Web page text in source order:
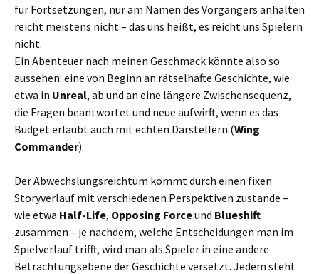
für Fortsetzungen, nur am Namen des Vorgängers anhalten
reicht meistens nicht – das uns heißt, es reicht uns Spielern
nicht.
Ein Abenteuer nach meinen Geschmack könnte also so
aussehen: eine von Beginn an rätselhafte Geschichte, wie
etwa in Unreal, ab und an eine längere Zwischensequenz,
die Fragen beantwortet und neue aufwirft, wenn es das
Budget erlaubt auch mit echten Darstellern (Wing
Commander).
Der Abwechslungsreichtum kommt durch einen fixen
Storyverlauf mit verschiedenen Perspektiven zustande –
wie etwa Half-Life, Opposing Forceund Blueshift
zusammen – je nachdem, welche Entscheidungen man im
Spielverlauf trifft, wird man als Spieler in eine andere
Betrachtungsebene der Geschichte versetzt. Jedem steht